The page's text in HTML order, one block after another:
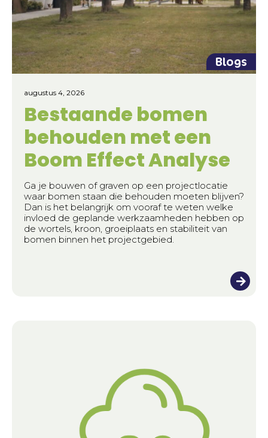
Blogs
augustus 4, 2026
Bestaande bomen
behouden met een
Boom Effect Analyse
Ga je bouwen of graven op een projectlocatie
waar bomen staan die behouden moeten blijven?
Dan is het belangrijk om vooraf te weten welke
invloed de geplande werkzaamheden hebben op
de wortels, kroon, groeiplaats en stabiliteit van
bomen binnen het projectgebied.